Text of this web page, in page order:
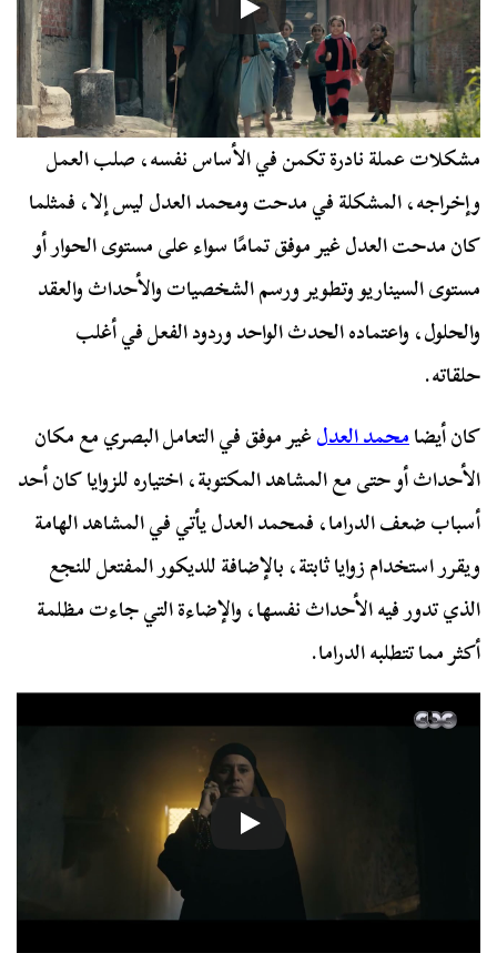
مشكلات عملة نادرة تكمن في الأساس نفسه، صلب العمل
وإخراجه، المشكلة في مدحت ومحمد العدل ليس إلا، فمثلما
كان مدحت العدل غير موفق تمامًا سواء على مستوى الحوار أو
مستوى السيناريو وتطوير ورسم الشخصيات والأحداث والعقد
والحلول، واعتماده الحدث الواحد وردود الفعل في أغلب
حلقاته.
كان أيضامحمد العدلغير موفق في التعامل البصري مع مكان
الأحداث أو حتى مع المشاهد المكتوبة، اختياره للزوايا كان أحد
أسباب ضعف الدراما، فمحمد العدل يأتي في المشاهد الهامة
ويقرر استخدام زوايا ثابتة، بالإضافة للديكور المفتعل للنجع
الذي تدور فيه الأحداث نفسها، والإضاءة التي جاءت مظلمة
أكثر مما تتطلبه الدراما.